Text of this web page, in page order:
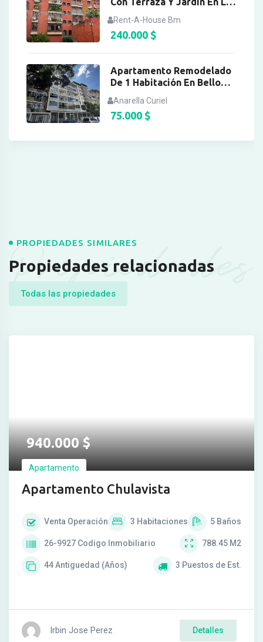
Rent-A-House Bm
240.000$
Apartamento Remodelado
De 1 Habitación En Bello
Anarella Curiel
75.000$
Propiedades
PROPIEDADES SIMILARES
Propiedades relacionadas
Todas las propiedades
940.000$
Apartamento
Apartamento Chulavista
Venta Operación 3 Habitaciones 5 Baños
26-9927 Codigo Inmobiliario 788.45 M2
44Antiguedad (Años) 3 Puestos de Est.
Irbin Jose Perez Detalles